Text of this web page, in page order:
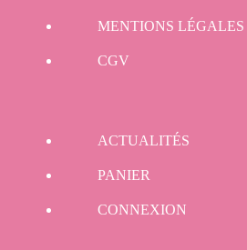
MENTIONS LÉGALES
CGV
ACTUALITÉS
PANIER
CONNEXION